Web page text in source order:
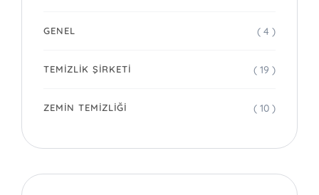
GENEL ( 4 )
TEMIZLIK ŞIRKETI ( 19 )
ZEMIN TEMIZLIĞI ( 10 )